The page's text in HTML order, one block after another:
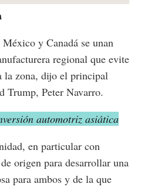
y Canadá se unan
regional que evite
la zona, dijo el principal
Trump, Peter Navarro.
automotriz asiática
en particular con
origen para desarrollar una
para ambos y de la que